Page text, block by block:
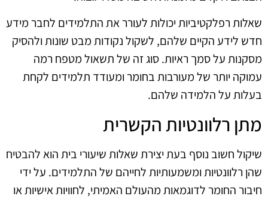
שאלות רפלקטיביות יכולות לעורר את התלמידים לחבר מידע
חדש לידע הקיים שלהם, לשקול נקודות מבט שונות ולהסיק
מסקנות על סמך ראיות. סוג זה של תשאול מטפח רמה
עמוקה יותר של מעורבות בחומר ומעודד תלמידים לקחת
בעלות על הלמידה שלהם.
מתן רלוונטיות הקשרית
שיקול חשוב נוסף בעת יצירת שאלות שיעורי בית הוא להבטיח
שהן רלוונטיות ומשמעותיות לחייהם של התלמידים. על ידי
חיבור החומר לדוגמאות מהעולם האמיתי, לחוויות אישיות או